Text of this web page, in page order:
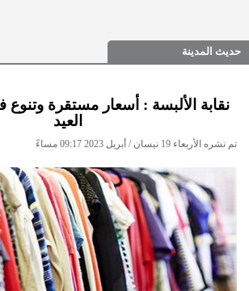
حديث المدينة
نقابة الألبسة : أسعار مستقرة وتنوع
العيد
تم نشره الأربعاء 19 نيسان / أبريل 2023 09:17 مساءً